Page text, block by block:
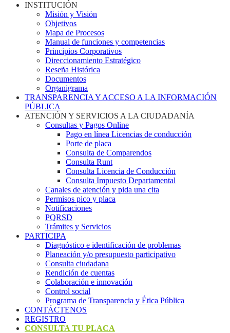
INSTITUCIÓN
Misión y Visión
Objetivos
Mapa de Procesos
Manual de funciones y competencias
Principios Corporativos
Direccionamiento Estratégico
Reseña Histórica
Documentos
Organigrama
TRANSPARENCIA Y ACCESO A LA INFORMACIÓN
PÚBLICA
ATENCIÓN Y SERVICIOS A LA CIUDADANÍA
Consultas y Pagos Online
Pago en línea Licencias de conducción
Porte de placa
Consulta de Comparendos
Consulta Runt
Consulta Licencia de Conducción
Consulta Impuesto Departamental
Canales de atención y pida una cita
Permisos pico y placa
Notificaciones
PQRSD
Trámites y Servicios
PARTICIPA
Diagnóstico e identificación de problemas
Planeación y/o presupuesto participativo​
Consulta ciudadana
Rendición de cuentas
Colaboración e innovación
Control social
Programa de Transparencia y Ética Pública
CONTÁCTENOS
REGISTRO
CONSULTA TU PLACA